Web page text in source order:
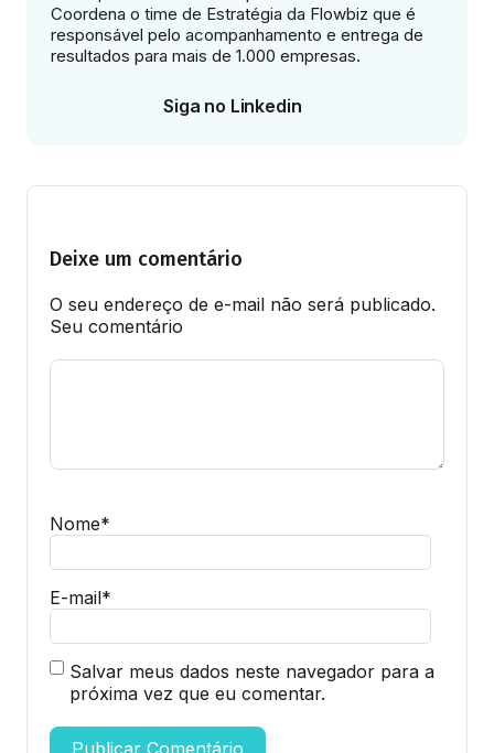
Coordena o time de Estratégia da Flowbiz que é
responsável pelo acompanhamento e entrega de
resultados para mais de 1.000 empresas.
Siga no Linkedin
Deixe um comentário
O seu endereço de e-mail não será publicado.
Seu comentário
Nome*
E-mail*
Salvar meus dados neste navegador para a
próxima vez que eu comentar.